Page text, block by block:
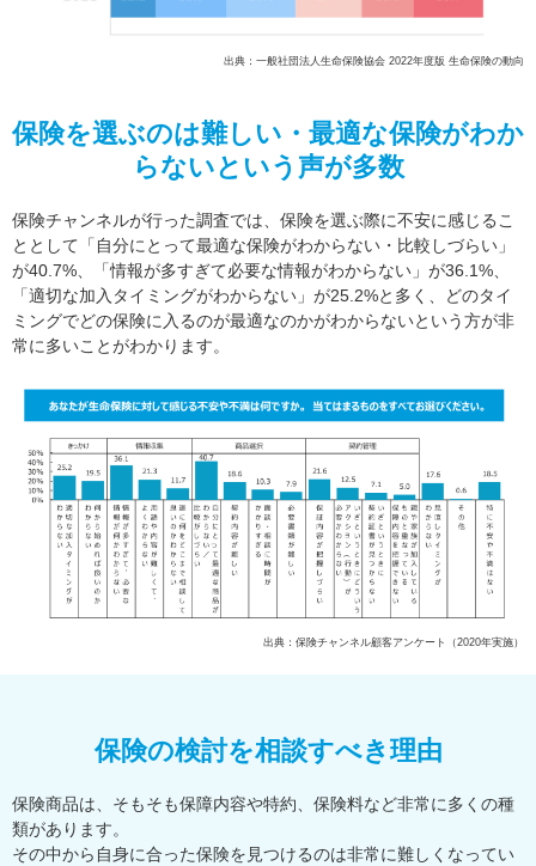
出典：一般社団法人生命保険協会 2022年度版 生命保険の動向
保険を選ぶのは難しい・最適な保険がわか
らないという声が多数
保険チャンネルが行った調査では、保険を選ぶ際に不安に感じるこ
ととして「自分にとって最適な保険がわからない・比較しづらい」
が40.7%、「情報が多すぎて必要な情報がわからない」が36.1%、
「適切な加入タイミングがわからない」が25.2%と多く、どのタイ
ミングでどの保険に入るのが最適なのかがわからないという方が非
常に多いことがわかります。
出典：保険チャンネル顧客アンケート（2020年実施）
保険の検討を相談すべき理由
保険商品は、そもそも保障内容や特約、保険料など非常に多くの種
類があります。
その中から自身に合った保険を見つけるのは非常に難しくなってい